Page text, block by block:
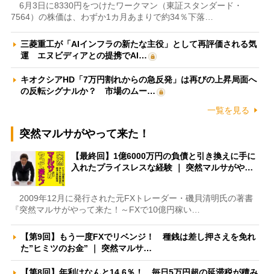
6月3日に8330円をつけたワークマン（東証スタンダード・
7564）の株価は、わずか1カ月あまりで約34％下落…
三菱重工が「AIインフラの新たな主役」として再評価される気
運 エヌビディアとの提携でAI…
キオクシアHD「7万円割れからの急反発」は再びの上昇局面へ
の反転シグナルか？ 市場のムー…
一覧を見る
突然マルサがやって来た！
【最終回】1億6000万円の負債と引き換えに手に
入れたプライスレスな経験 ｜ 突然マルサがや…
2009年12月に発行された元FXトレーダー・磯貝清明氏の著書
『突然マルサがやって来た！～FXで10億円稼い…
【第9回】もう一度FXでリベンジ！ 種銭は差し押さえを免れ
た”ヒミツのお金” ｜ 突然マルサ…